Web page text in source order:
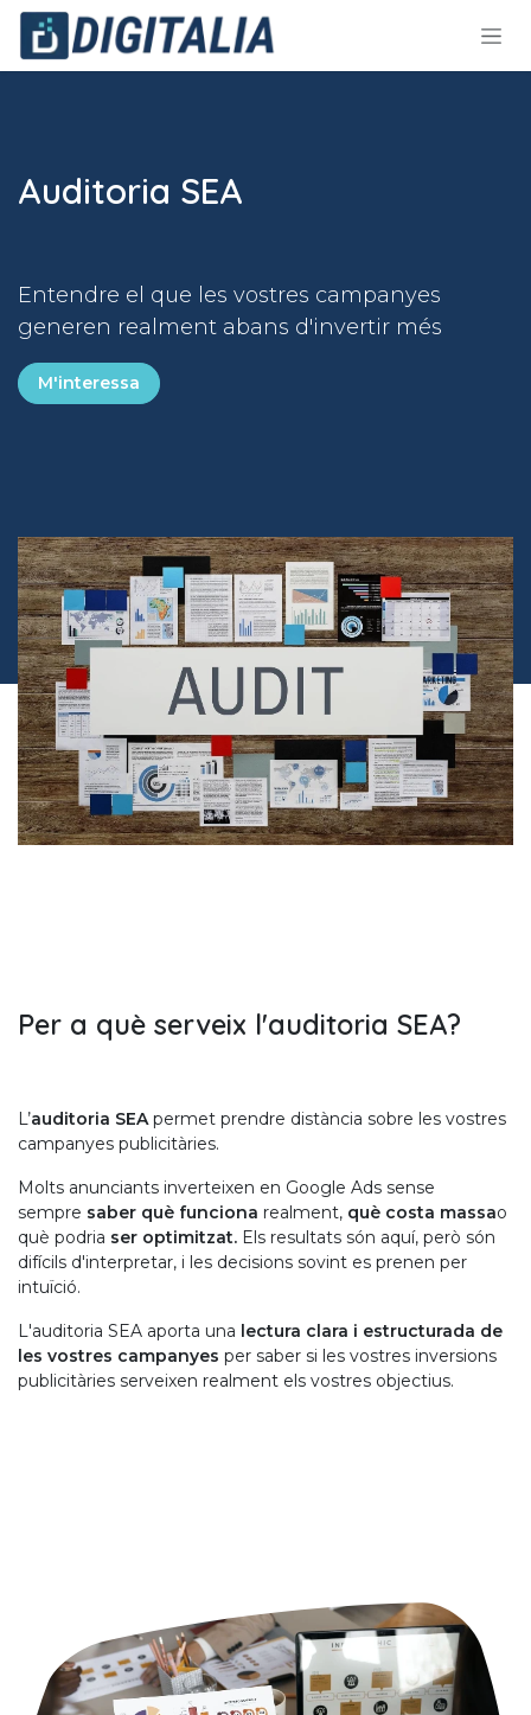
Skip to Content
Auditoria SEA
Entendre el que les vostres campanyes
generen realment abans d'invertir més
M'interessa
Per a què serveix l'auditoria SEA?
L’auditoria SEApermet prendre distància sobre les vostres
campanyes publicitàries.
Molts anunciants inverteixen en Google Ads sense
sempre saber què funciona realment, què costa massao
què podria ser optimitzat. Els resultats són aquí, però són
difícils d'interpretar, i les decisions sovint es prenen per
intuïció.
L'auditoria SEA aporta una lectura clara i estructurada de
les vostres campanyes per saber si les vostres inversions
publicitàries serveixen realment els vostres objectius.